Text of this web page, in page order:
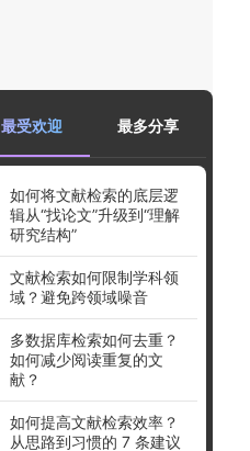
最受欢迎 最多分享
如何将文献检索的底层逻
辑从“找论文”升级到“理解
研究结构”
文献检索如何限制学科领
域？避免跨领域噪音
多数据库检索如何去重？
如何减少阅读重复的文
献？
如何提高文献检索效率？
从思路到习惯的 7 条建议